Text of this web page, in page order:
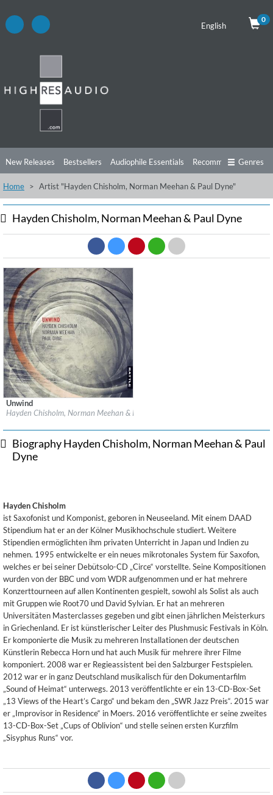
English
0
New Releases Bestsellers Audiophile Essentials Recommendations
Listening Tips Top Albums Offers Preorder Preview
Free Sampler Videos
Genres
Home Artist "Hayden Chisholm, Norman Meehan & Paul Dyne"
Hayden Chisholm, Norman Meehan & Paul Dyne
Label:Rattle Jazz
Genre:
$ 12.90
Unwind
Hayden Chisholm, Norman Meehan & Paul Dyne
Biography Hayden Chisholm, Norman Meehan & Paul
Dyne
Hayden Chisholm
ist Saxofonist und Komponist, geboren in Neuseeland. Mit einem DAAD
Stipendium hat er an der Kölner Musikhochschule studiert. Weitere
Stipendien ermöglichten ihm privaten Unterricht in Japan und Indien zu
nehmen. 1995 entwickelte er ein neues mikrotonales System für Saxofon,
welches er bei seiner Debütsolo-CD „Circe“ vorstellte. Seine Kompositionen
wurden von der BBC und vom WDR aufgenommen und er hat mehrere
Konzerttourneen auf allen Kontinenten gespielt, sowohl als Solist als auch
mit Gruppen wie Root70 und David Sylvian. Er hat an mehreren
Universitäten Masterclasses gegeben und gibt einen jährlichen Meisterkurs
in Griechenland. Er ist künstlerischer Leiter des Plushmusic Festivals in Köln.
Er komponierte die Musik zu mehreren Installationen der deutschen
Künstlerin Rebecca Horn und hat auch Musik für mehrere ihrer Filme
komponiert. 2008 war er Regieassistent bei den Salzburger Festspielen.
2012 war er in ganz Deutschland musikalisch für den Dokumentarfilm
„Sound of Heimat“ unterwegs. 2013 veröffentlichte er ein 13-CD-Box-Set
„13 Views of the Heart’s Cargo“ und bekam den „SWR Jazz Preis“. 2015 war
er „Improvisor in Residence“ in Moers. 2016 veröffentlichte er seine zweites
13-CD-Box-Set „Cups of Oblivion“ und stelle seinen ersten Kurzfilm
„Sisyphus Runs“ vor.